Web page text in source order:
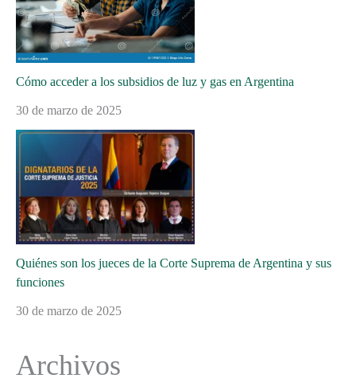
Cómo acceder a los subsidios de luz y gas en Argentina
30 de marzo de 2025
Quiénes son los jueces de la Corte Suprema de Argentina y sus
funciones
30 de marzo de 2025
Archivos